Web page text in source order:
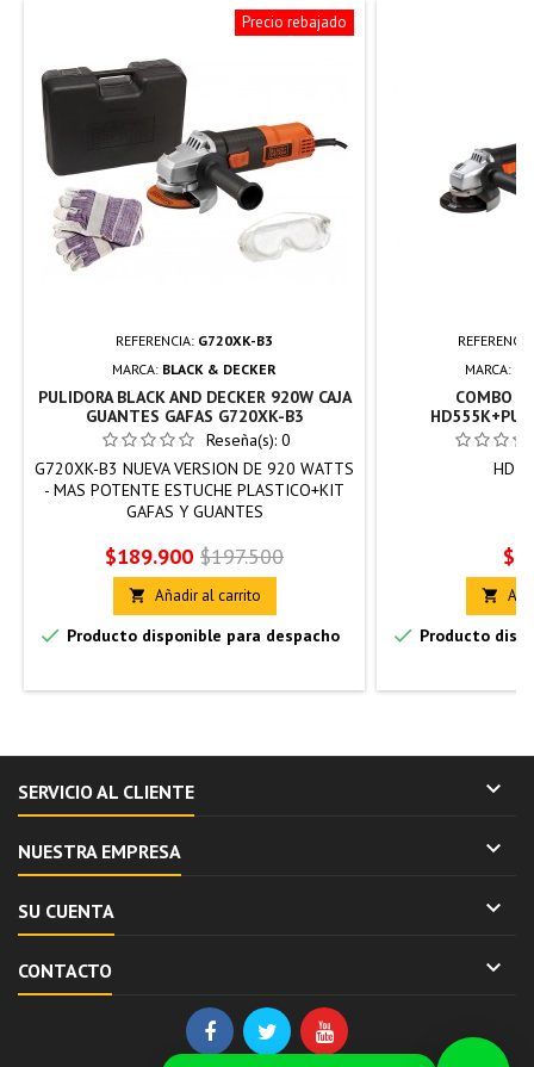
Precio rebajado
REFERENCIA: G720XK-B3
MARCA: BLACK & DECKER
PULIDORA BLACK AND DECKER 920W CAJA
GUANTES GAFAS G720XK-B3
Reseña(s): 0
G720XK-B3 NUEVA VERSION DE 920 WATTS
- MAS POTENTE ESTUCHE PLASTICO+KIT
GAFAS Y GUANTES
Precio
$189.900 Precio
base
$197.500
 Añadir al carrito
 Producto disponible para despacho
MARCA:
COMBO

 Producto
SERVICIO AL CLIENTE 
NUESTRA EMPRESA 
SU CUENTA 
CONTACTO 